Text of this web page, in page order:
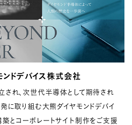
ンドデバイス株式会社
れ、次世代半導体として期待され
に取り組む大熊ダイヤモンドデバイ
とコーポレートサイト制作をご支援